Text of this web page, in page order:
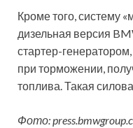
Кроме того, систему
дизельная версия
стартер-
при торможении,
топлива. Такая
Фото: